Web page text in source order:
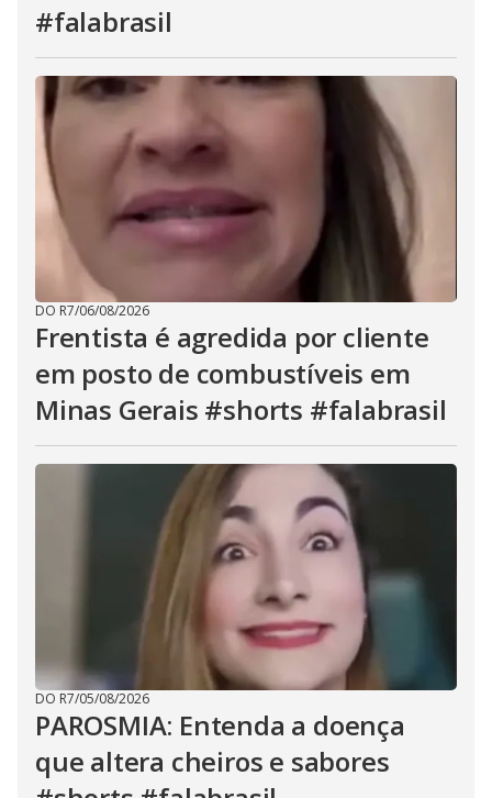
#falabrasil
DO R7/06/08/2026
Frentista é agredida por cliente
em posto de combustíveis em
Minas Gerais #shorts #falabrasil
DO R7/05/08/2026
PAROSMIA: Entenda a doença
que altera cheiros e sabores